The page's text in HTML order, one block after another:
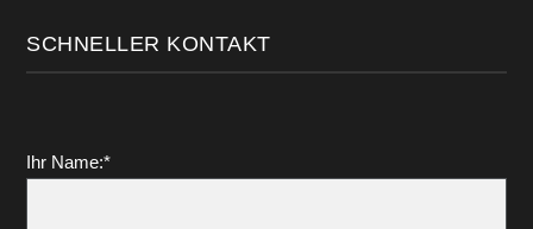
SCHNELLER KONTAKT
Ihr Name:*